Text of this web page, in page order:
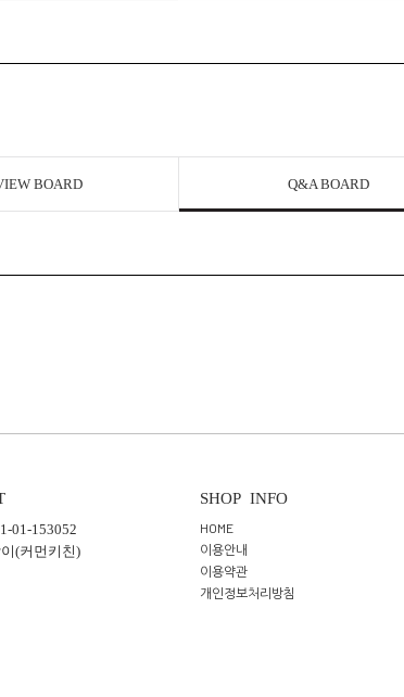
BOARD Q&A BOARD
01-153052
(커먼키친)
SHOP INFO
HOME
이용안내
이용약관
개인정보처리방침